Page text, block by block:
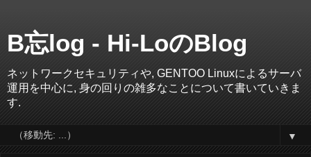
B忘log - Hi-LoのBlog
ネットワークセキュリティや, GENTOO Linuxによるサーバ
運用を中心に, 身の回りの雑多なことについて書いていきま
す.
▼